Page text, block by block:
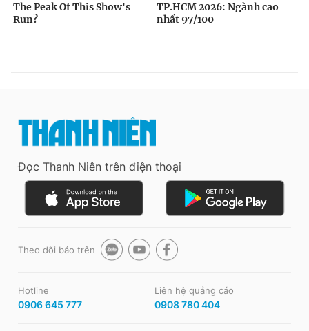
Đọc Thanh Niên trên điện thoại
Theo dõi báo trên
Hotline
0906 645 777
Liên hệ quảng cáo
0908 780 404